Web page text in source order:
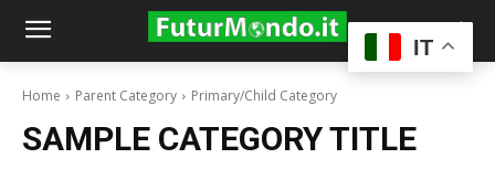
Home Parent Category Primary/Child Category
SAMPLE CATEGORY TITLE
IT